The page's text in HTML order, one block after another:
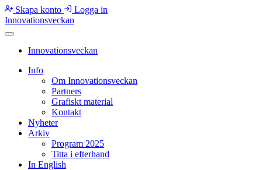
Skapa konto
Logga in
Innovationsveckan
Innovationsveckan
Info
Om Innovationsveckan
Partners
Grafiskt material
Kontakt
Nyheter
Arkiv
Program 2025
Titta i efterhand
In English